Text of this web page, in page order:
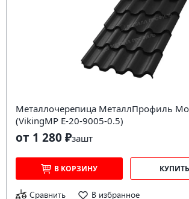
Металлочерепица МеталлПрофиль
(VikingMP E-20-9005-0.5)
от 1 280 ₽зашт
В КОРЗИНУ
Сравнить В избранное